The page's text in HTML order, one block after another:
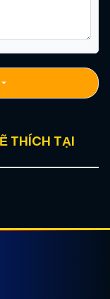
THÍCH TẠI